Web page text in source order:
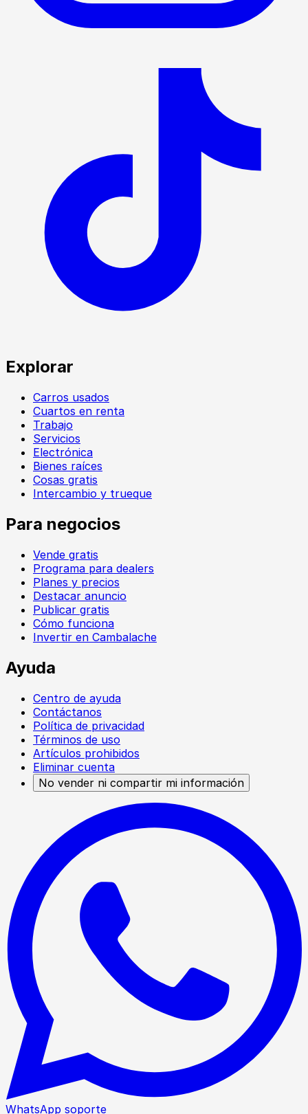
Explorar
Carros usados
Cuartos en renta
Trabajo
Servicios
Electrónica
Bienes raíces
Cosas gratis
Intercambio y trueque
Para negocios
Vende gratis
Programa para dealers
Planes y precios
Destacar anuncio
Publicar gratis
Cómo funciona
Invertir en Cambalache
Ayuda
Centro de ayuda
Contáctanos
Política de privacidad
Términos de uso
Artículos prohibidos
Eliminar cuenta
No vender ni compartir mi información
WhatsApp soporte